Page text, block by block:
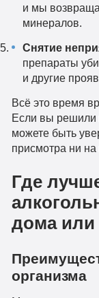
и мы
минералов.
Снятие
препараты
и другие
Всё это время
Если вы решили
можете быть
присмотра ни на
Где
дома или
организма